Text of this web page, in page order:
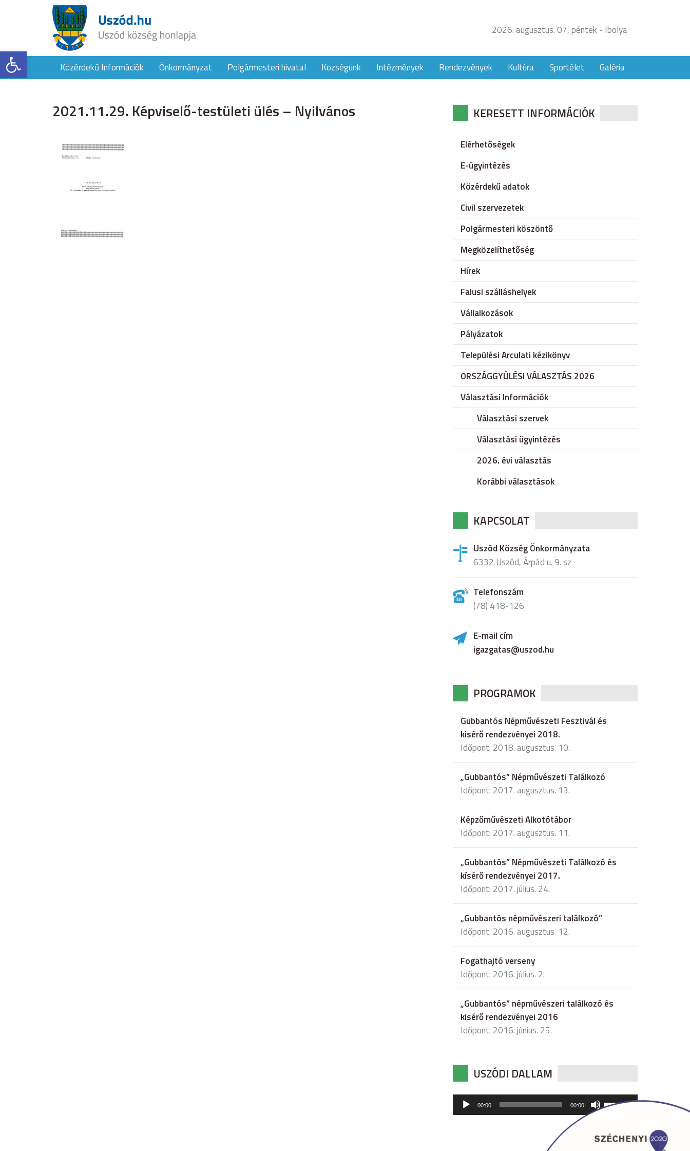
Eszköztár megnyitása
2026. augusztus. 07, péntek - Ibolya
Közérdekű Információk Önkormányzat Polgármesteri hivatal Községünk Intézmények Rendezvények Kultúra Sportélet Galéria
2021.11.29. Képviselő-testületi ülés – Nyilvános KERESETT INFORMÁCIÓK
Elérhetőségek
E-ügyintézés
Közérdekű adatok
Civil szervezetek
Polgármesteri köszöntő
Megközelíthetőség
Hírek
Falusi szálláshelyek
Vállalkozások
Pályázatok
Települési Arculati kézikönyv
ORSZÁGGYÜLÉSI VÁLASZTÁS 2026
Választási Információk
Választási szervek
Választási ügyintézés
2026. évi választás
Korábbi választások
KAPCSOLAT
Uszód Község Önkormányzata
6332 Uszód, Árpád u. 9. sz
Telefonszám
(78) 418-126
E-mail cím
igazgatas@uszod.hu
PROGRAMOK
Gubbantós Népművészeti Fesztivál és
kisérő rendezvényei 2018.
Időpont: 2018. augusztus. 10.
„Gubbantós” Népművészeti Találkozó
Időpont: 2017. augusztus. 13.
Képzőművészeti Alkotótábor
Időpont: 2017. augusztus. 11.
„Gubbantós” Népművészeti Találkozó és
kísérő rendezvényei 2017.
Időpont: 2017. július. 24.
„Gubbantós népművészeri találkozó”
Időpont: 2016. augusztus. 12.
Fogathajtó verseny
Időpont: 2016. július. 2.
„Gubbantós” népművészeri találkozó és
kisérő rendezvényei 2016
Időpont: 2016. június. 25.
USZÓDI DALLAM
Audió
lejátszó
00:00 00:00
hangerő
csökkentéséhez